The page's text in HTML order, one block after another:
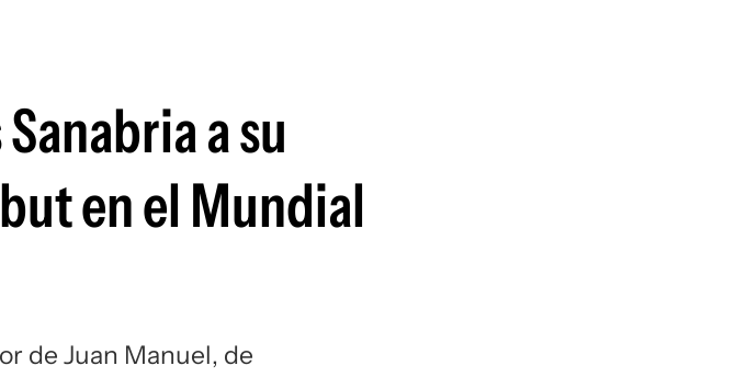
a su
en el Mundial
de Juan Manuel, de